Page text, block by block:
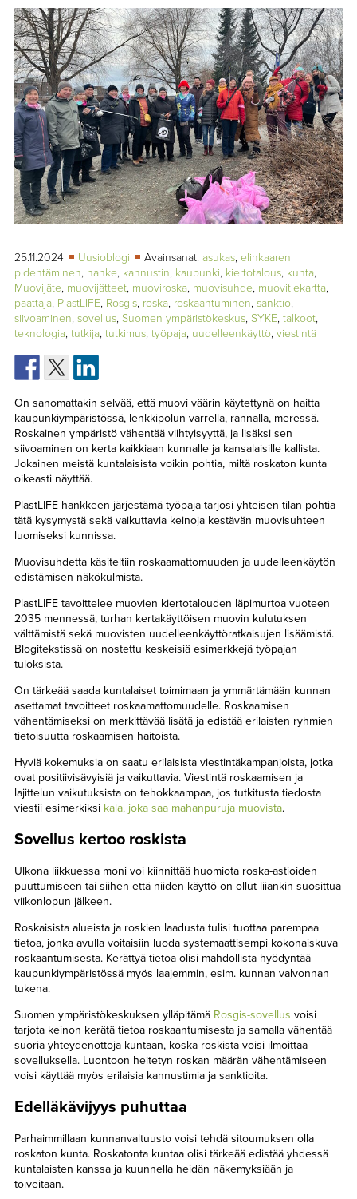
ARKISTO
TILAUSASIAT
MEDIATIEDOT
TIETOA
LEHDESTÄ
TAPAHTUMAT
YHTEYSTIEDOT
25.11.2024 Uusioblogi Avainsanat: asukas, elinkaaren
pidentäminen, hanke, kannustin, kaupunki, kiertotalous, kunta,
Muovijäte, muovijätteet, muoviroska, muovisuhde, muovitiekartta,
päättäjä, PlastLIFE, Rosgis, roska, roskaantuminen, sanktio,
siivoaminen, sovellus, Suomen ympäristökeskus, SYKE, talkoot,
teknologia, tutkija, tutkimus, työpaja, uudelleenkäyttö, viestintä
On sanomattakin selvää, että muovi väärin käytettynä on haitta
kaupunkiympäristössä, lenkkipolun varrella, rannalla, meressä.
Roskainen ympäristö vähentää viihtyisyyttä, ja lisäksi sen
siivoaminen on kerta kaikkiaan kunnalle ja kansalaisille kallista.
Jokainen meistä kuntalaisista voikin pohtia, miltä roskaton kunta
oikeasti näyttää.
PlastLIFE-hankkeen järjestämä työpaja tarjosi yhteisen tilan pohtia
tätä kysymystä sekä vaikuttavia keinoja kestävän muovisuhteen
luomiseksi kunnissa.
Muovisuhdetta käsiteltiin roskaamattomuuden ja uudelleenkäytön
edistämisen näkökulmista.
PlastLIFE tavoittelee muovien kiertotalouden läpimurtoa vuoteen
2035 mennessä, turhan kertakäyttöisen muovin kulutuksen
välttämistä sekä muovisten uudelleenkäyttöratkaisujen lisäämistä.
Blogitekstissä on nostettu keskeisiä esimerkkejä työpajan
tuloksista.
On tärkeää saada kuntalaiset toimimaan ja ymmärtämään kunnan
asettamat tavoitteet roskaamattomuudelle. Roskaamisen
vähentämiseksi on merkittävää lisätä ja edistää erilaisten ryhmien
tietoisuutta roskaamisen haitoista.
Hyviä kokemuksia on saatu erilaisista viestintäkampanjoista, jotka
ovat positiivisävyisiä ja vaikuttavia. Viestintä roskaamisen ja
lajittelun vaikutuksista on tehokkaampaa, jos tutkitusta tiedosta
viestii esimerkiksi kala, joka saa mahanpuruja muovista.
Sovellus kertoo roskista
Ulkona liikkuessa moni voi kiinnittää huomiota roska-astioiden
puuttumiseen tai siihen että niiden käyttö on ollut liiankin suosittua
viikonlopun jälkeen.
Roskaisista alueista ja roskien laadusta tulisi tuottaa parempaa
tietoa, jonka avulla voitaisiin luoda systemaattisempi kokonaiskuva
roskaantumisesta. Kerättyä tietoa olisi mahdollista hyödyntää
kaupunkiympäristössä myös laajemmin, esim. kunnan valvonnan
tukena.
Suomen ympäristökeskuksen ylläpitämä Rosgis-sovellus voisi
tarjota keinon kerätä tietoa roskaantumisesta ja samalla vähentää
suoria yhteydenottoja kuntaan, koska roskista voisi ilmoittaa
sovelluksella. Luontoon heitetyn roskan määrän vähentämiseen
voisi käyttää myös erilaisia kannustimia ja sanktioita.
Edelläkävijyys puhuttaa
Parhaimmillaan kunnanvaltuusto voisi tehdä sitoumuksen olla
roskaton kunta. Roskatonta kuntaa olisi tärkeää edistää yhdessä
kuntalaisten kanssa ja kuunnella heidän näkemyksiään ja
toiveitaan.